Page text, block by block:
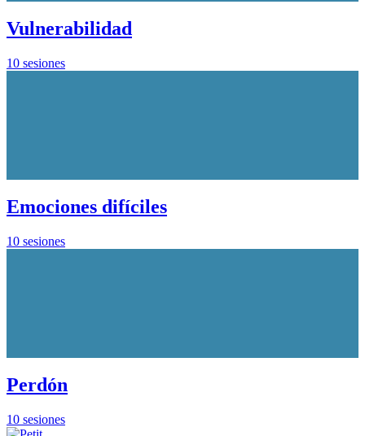
Vulnerabilidad
10 sesiones
Emociones difíciles
10 sesiones
Perdón
10 sesiones